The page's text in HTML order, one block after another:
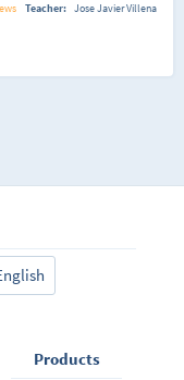
el funcionamiento de
prácticas, estándares y
éxito.
Teacher: Jose Javier Villena
Products